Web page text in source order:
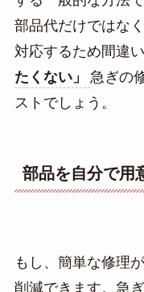
部品代だけではな
対応するため間違
たくない」
急ぎの
ストでしょう。
部品を自分で用
もし、簡単な修理
削減できます。急